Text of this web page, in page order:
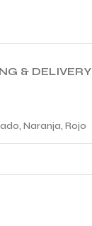
& DELIVERY
Naranja, Rojo